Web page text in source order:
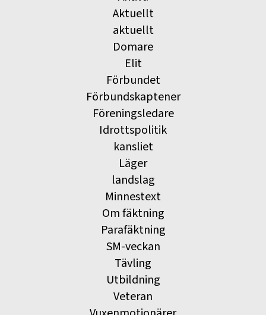
Aktuellt
aktuellt
Domare
Elit
Förbundet
Förbundskaptener
Föreningsledare
Idrottspolitik
kansliet
Läger
landslag
Minnestext
Om fäktning
Parafäktning
SM-veckan
Tävling
Utbildning
Veteran